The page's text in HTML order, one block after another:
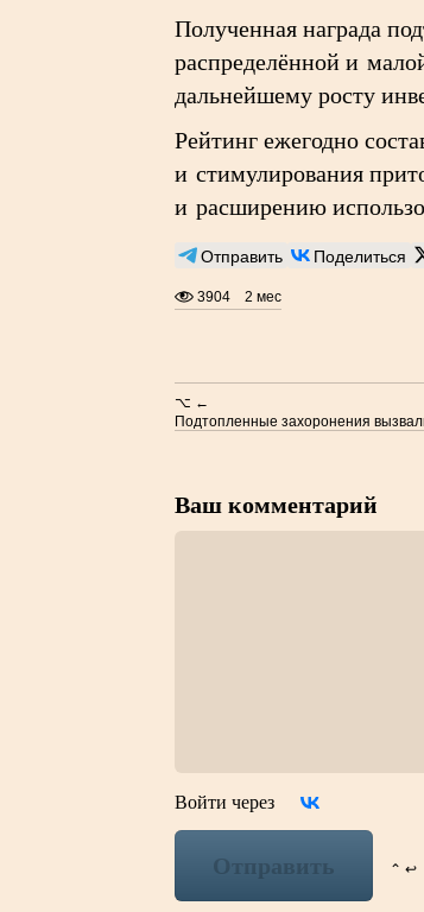
Полученная награда
распределённой и
дальнейшему росту
Рейтинг ежегодно
и стимулирования
и расширению
Отправить Поделиться
3904 2 мес
⌥ ←
Подтопленные захоронения
Ваш комментарий
Войти через
Отправить ⌃ ↩